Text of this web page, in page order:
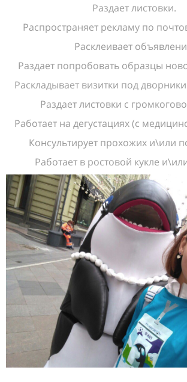
Раздает листовки.
Распространяет рекламу по
Расклеивает
Раздает попробовать образцы
Раскладывает визитки под
Раздает листовки с
Работает на дегустациях (с
Консультирует прохожих и\или
Работает в ростовой кукле